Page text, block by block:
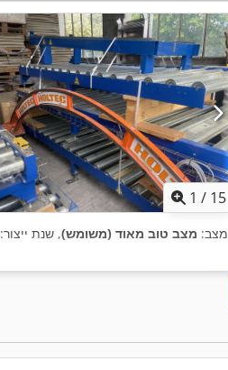
1 / 15
מצב: מצב טוב מאוד (משומש), שנת ייצור: